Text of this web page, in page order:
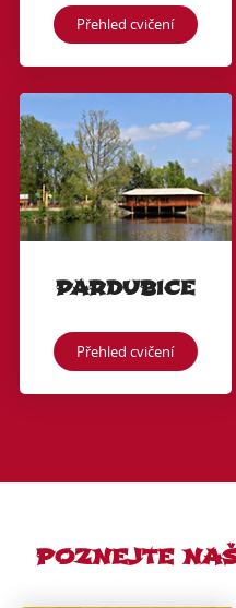
Přehled cvičení
PARDUBICE
Přehled cvičení
POZNEJTE